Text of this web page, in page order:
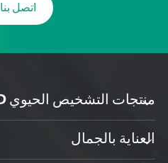
اتصل بنا
منتجات التشخيص الحيوي IVD

العناية بالجمال
